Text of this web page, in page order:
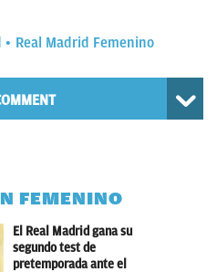
Real Madrid Femenino
FEMENINO
El Real Madrid gana su
segundo test de
pretemporada ante el